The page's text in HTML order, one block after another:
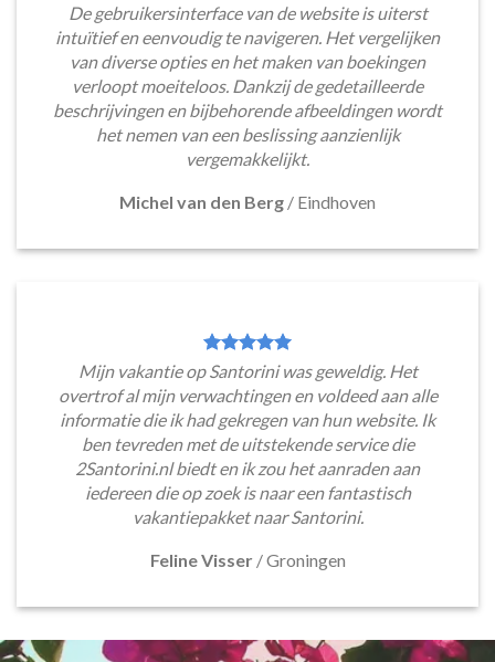
De gebruikersinterface van de website is uiterst
intuïtief en eenvoudig te navigeren. Het vergelijken
van diverse opties en het maken van boekingen
verloopt moeiteloos. Dankzij de gedetailleerde
beschrijvingen en bijbehorende afbeeldingen wordt
het nemen van een beslissing aanzienlijk
vergemakkelijkt.
Michel van den Berg / Eindhoven
Mijn vakantie op Santorini was geweldig. Het
overtrof al mijn verwachtingen en voldeed aan alle
informatie die ik had gekregen van hun website. Ik
ben tevreden met de uitstekende service die
2Santorini.nl biedt en ik zou het aanraden aan
iedereen die op zoek is naar een fantastisch
vakantiepakket naar Santorini.
Feline Visser /Groningen